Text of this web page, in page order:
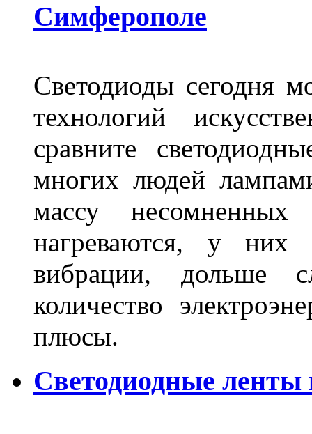
Симферополе
Светодиоды сегодня
технологий
сравните
многих людей
массу
нагреваются, у них
вибрации, дольше
количество
плюсы.
Светодиодные